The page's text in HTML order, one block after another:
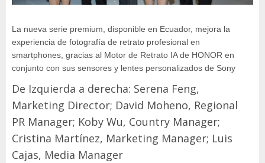
La nueva serie premium, disponible en Ecuador, mejora la
experiencia de fotografía de retrato profesional en
smartphones, gracias al Motor de Retrato IA de HONOR en
conjunto con sus sensores y lentes personalizados de Sony
De Izquierda a derecha: Serena Feng,
Marketing Director; David Moheno, Regional
PR Manager; Koby Wu, Country Manager;
Cristina Martínez, Marketing Manager; Luis
Cajas, Media Manager